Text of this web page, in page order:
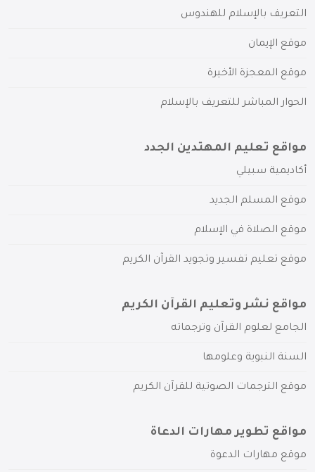
التعريف بالإسلام للهندوس
موقع الإيمان
موقع المعجزة الأخيرة
الحوار المباشر للتعريف بالإسلام
مواقع تعليم المهتدين الجدد
أكاديمية سبيلي
موقع المسلم الجديد
موقع الصلاة في الإسلام
موقع تعليم تفسير وتجويد القرآن الكريم
مواقع نشر وتعليم القرآن الكريم
الجامع لعلوم القرآن وترجماته
السنة النبوية وعلومها
موقع الترجمات الصوتية للقرآن الكريم
مواقع تطوير مهارات الدعاة
موقع مهارات الدعوة